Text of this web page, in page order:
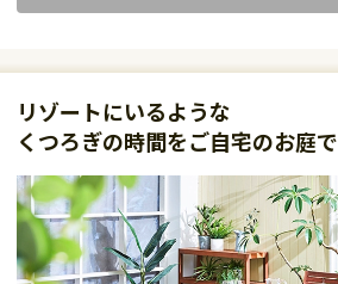
リゾートにいるような
くつろぎの時間をご自宅のお庭で